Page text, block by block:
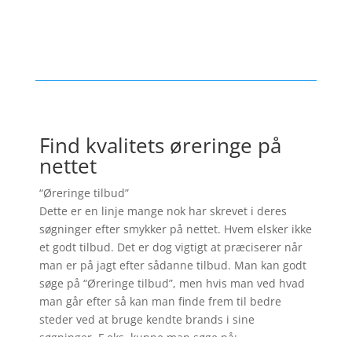
Find kvalitets øreringe på
nettet
“Øreringe tilbud”
Dette er en linje mange nok har skrevet i deres
søgninger efter smykker på nettet. Hvem elsker ikke
et godt tilbud. Det er dog vigtigt at præciserer når
man er på jagt efter sådanne tilbud. Man kan godt
søge på “Øreringe tilbud”, men hvis man ved hvad
man går efter så kan man finde frem til bedre
steder ved at bruge kendte brands i sine